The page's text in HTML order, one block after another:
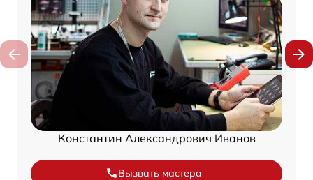
Константин Александрович Иванов
Вызвать мастера